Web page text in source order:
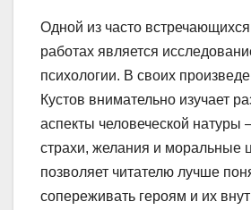
Одной из часто
работах является
психологии. В своих
Кустов внимательно изучает
аспекты человеческой натуры
страхи, желания и моральные
позволяет читателю лучше
сопереживать героям и их